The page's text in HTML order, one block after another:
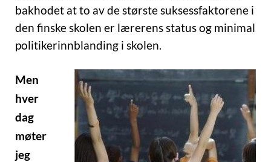
bakhodet at to av de største suksessfaktorene i
den finske skolen er lærerens status og minimal
politikerinnblanding i skolen.
Men
hver
dag
møter
jeg